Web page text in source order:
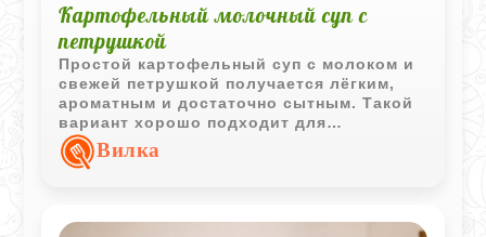
Картофельный молочный суп с
петрушкой
Простой картофельный суп с молоком и
свежей петрушкой получается лёгким,
ароматным и достаточно сытным. Такой
вариант хорошо подходит для
домашнего обеда и не требует сложных
ингредиентов.
Вилка